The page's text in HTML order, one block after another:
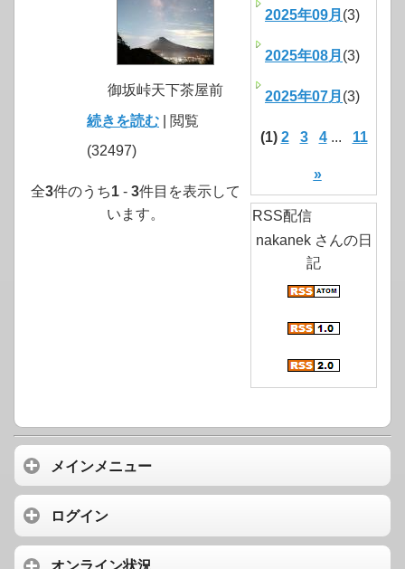
御坂峠天下茶屋前
続きを読む | 閲覧
(32497)
全3件のうち1 - 3件目を表示して
います。
2025年09月 (3)
2025年08月 (3)
2025年07月 (3)
(1) 2 3 4... 11
»
RSS配信
nakanek さんの日
記
メインメニュー
ログイン
オンライン状況